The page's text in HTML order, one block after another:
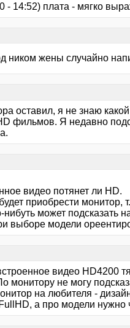
14:52) плата - мягко
ником жены случайно
оставил, я не знаю
фильмов. Я недавно
видео потянет ли HD.
приобрести монитор,
может подсказать
выборе модели
видео HD4200
монитору не могу
на любителя -
а про модели нужно